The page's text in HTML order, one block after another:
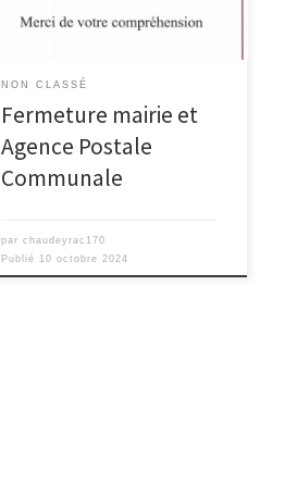
NON CLASSÉ
Fermeture mairie et
Agence Postale
Communale
parchaudeyrac170
Publié 10 octobre 2024